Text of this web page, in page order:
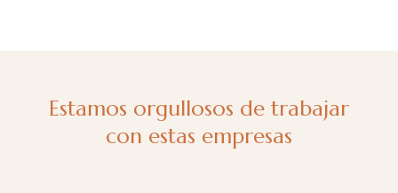
Estamos orgullosos de trabajar
con estas empresas